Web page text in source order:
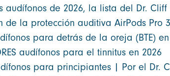
audífonos de 2026, la lista del Dr. Cliff
de la protección auditiva AirPods Pro
para detrás de la oreja (BTE)
audífonos para el tinnitus en 2026
para principiantes | Por el Dr.